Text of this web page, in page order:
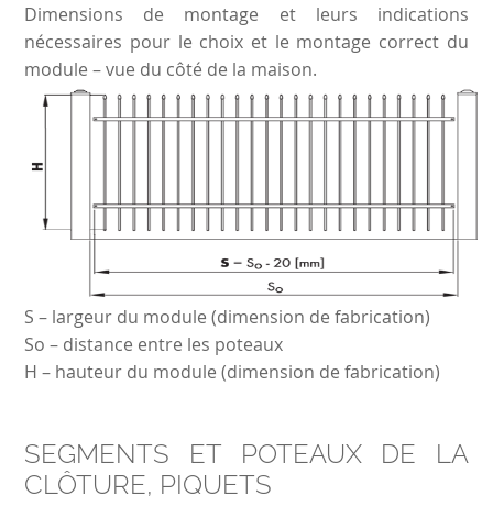
Dimensions de montage et leurs indications
nécessaires pour le choix et le montage correct du
module – vue du côté de la maison.
S – largeur du module (dimension de fabrication)
So – distance entre les poteaux
H – hauteur du module (dimension de fabrication)
SEGMENTS ET POTEAUX DE LA
CLÔTURE, PIQUETS